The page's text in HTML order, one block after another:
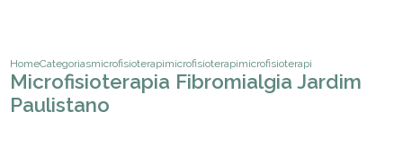
HomeCategoriasmicrofisioterapiamicrofisioterapia para fibromialgia
microfisioterapia fibromialgia
Microfisioterapia Fibromialgia Jardim
Paulistano